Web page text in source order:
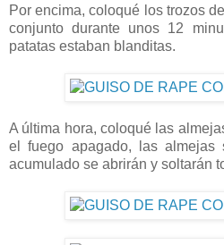
Por encima, coloqué los trozos
conjunto durante unos 12
patatas estaban blanditas.
A última hora, coloqué las
el fuego apagado, las almejas
acumulado se abrirán y soltarán